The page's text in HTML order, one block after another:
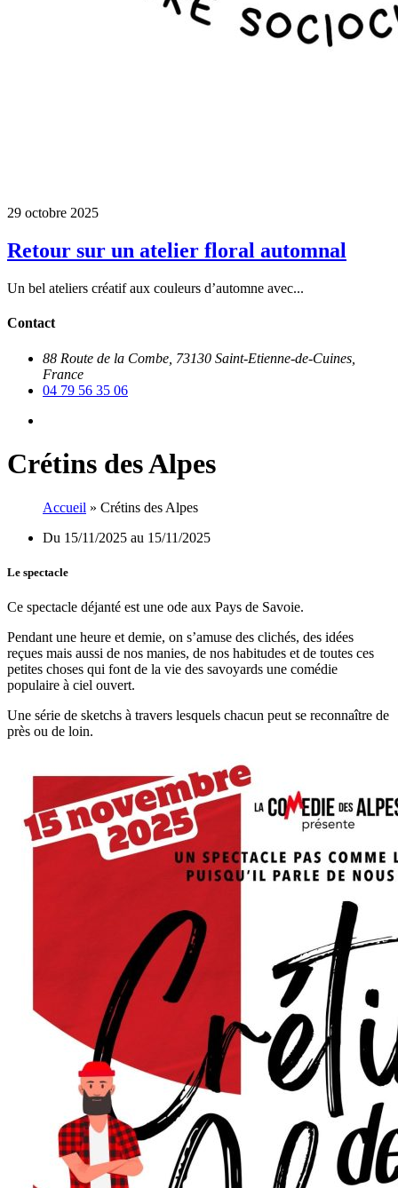
29 octobre 2025
Retour sur un atelier floral automnal
Un bel ateliers créatif aux couleurs d’automne avec...
Contact
88 Route de la Combe, 73130 Saint-Etienne-de-Cuines,
France
04 79 56 35 06
Crétins des Alpes
Accueil » Crétins des Alpes
Du 15/11/2025 au 15/11/2025
Le spectacle
Ce spectacle déjanté est une ode aux Pays de Savoie.
Pendant une heure et demie, on s’amuse des clichés, des idées
reçues mais aussi de nos manies, de nos habitudes et de toutes ces
petites choses qui font de la vie des savoyards une comédie
populaire à ciel ouvert.
Une série de sketchs à travers lesquels chacun peut se reconnaître de
près ou de loin.